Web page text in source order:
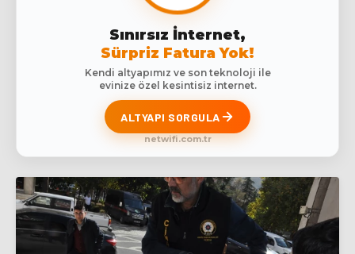
Sınırsız İnternet,
Sürpriz Fatura Yok!
Kendi altyapımız ve son teknoloji ile
evinize özel kesintisiz internet.
ALTYAPI SORGULA
netwifi.com.tr